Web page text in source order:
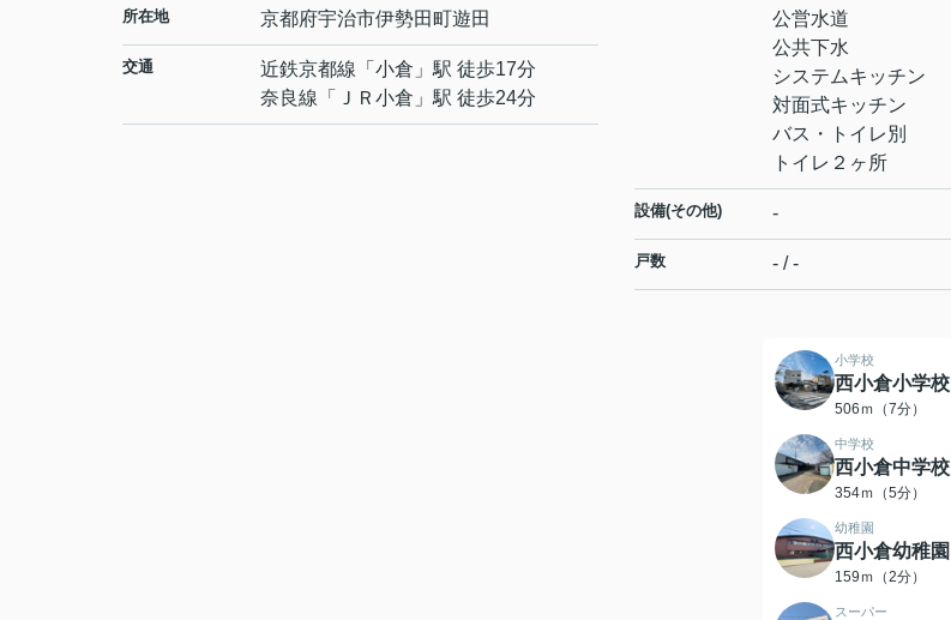
所在地 京都府宇治市伊勢田町遊田
交通 近鉄京都線 「 小倉 」駅 徒歩17分
奈良線 「 ＪＲ小倉 」駅 徒歩24分
公営水道
公共下水
システムキッチン
対面式キッチン
バス・トイレ別
トイレ２ヶ所
設備(その他) -
戸数 - / -
小学校
西小倉小学校
506ｍ（7分）
中学校
西小倉中学校
354ｍ（5分）
幼稚園
西小倉幼稚園
159ｍ（2分）
スーパー